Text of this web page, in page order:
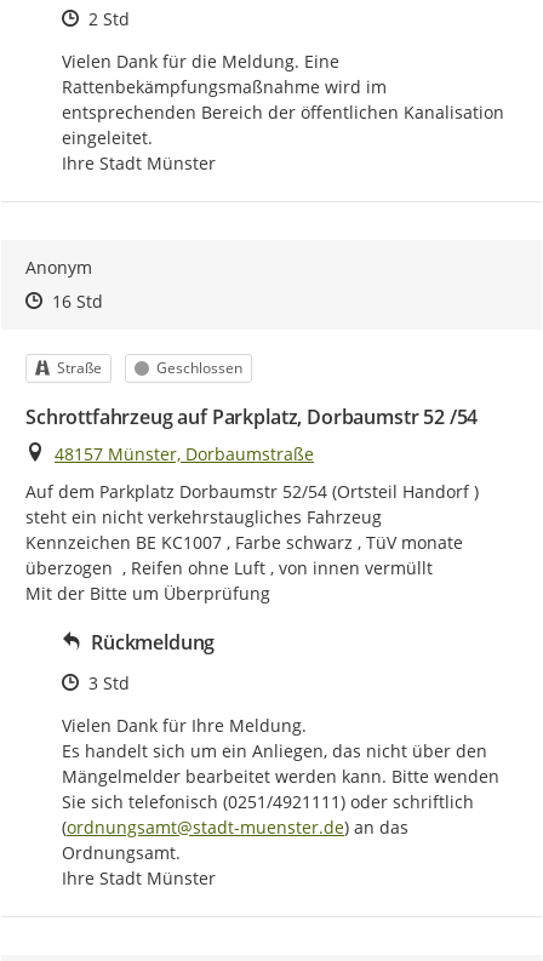
Zeitpunkt des Erstellens
2 Std
Vielen Dank für die Meldung. Eine
Rattenbekämpfungsmaßnahme wird im
entsprechenden Bereich der öffentlichen Kanalisation
eingeleitet.
Ihre Stadt Münster
Anonym
Zeitpunkt des Erstellens
Zeitpunkt des Erstellens
16 StdZur Äußerung
Kategorie
Straße Status
Geschlossen
Schrottfahrzeug auf Parkplatz, Dorbaumstr 52 /54
Ort
48157 Münster, Dorbaumstraße
Auf dem Parkplatz Dorbaumstr 52/54 (Ortsteil Handorf )
steht ein nicht verkehrstaugliches Fahrzeug
Kennzeichen BE KC1007 , Farbe schwarz , TüV monate
überzogen  , Reifen ohne Luft , von innen vermüllt
Mit der Bitte um Überprüfung
Rückmeldung
Zeitpunkt des Erstellens
3 Std
Vielen Dank für Ihre Meldung.
Es handelt sich um ein Anliegen, das nicht über den
Mängelmelder bearbeitet werden kann. Bitte wenden
Sie sich telefonisch (0251/4921111) oder schriftlich
(ordnungsamt@stadt-muenster.de) an das
Ordnungsamt.
Ihre Stadt Münster